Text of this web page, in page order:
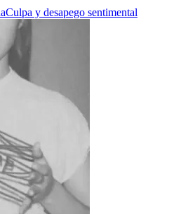
Culpa y desapego sentimental